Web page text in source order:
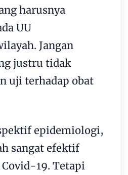
harusnya
UU
Jangan
justru tidak
uji terhadap obat
epidemiologi,
sangat efektif
19. Tetapi